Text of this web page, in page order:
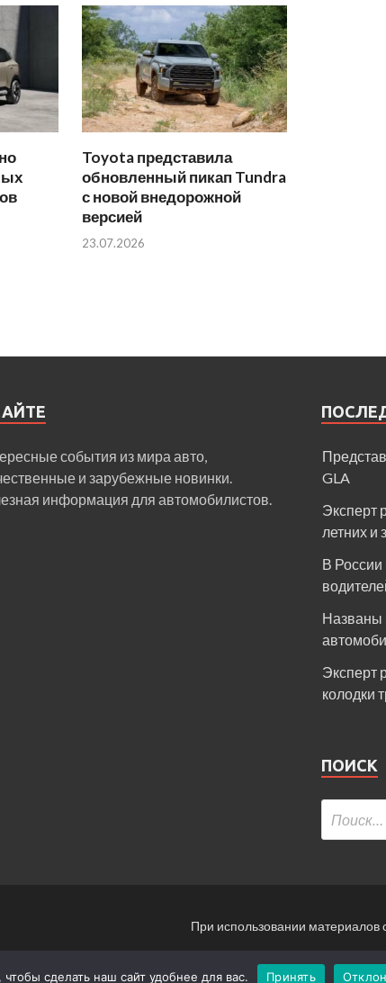
Toyota представила
обновленный пикап Tundra
с новой внедорожной
версией
23.07.2026
события из мира авто,
и зарубежные новинки.
информация для автомобилистов.
GLA
Эксперт
летних и
В России
Названы
Эксперт
колодки
ПОИСК
При использовании материалов
Информация
сделать наш сайт удобнее для вас. Принять